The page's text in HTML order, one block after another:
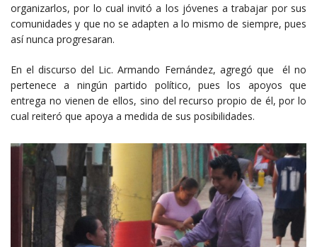
organizarlos, por lo cual invitó a los jóvenes a trabajar por sus
comunidades y que no se adapten a lo mismo de siempre, pues
así nunca progresaran.
En el discurso del Lic. Armando Fernández, agregó que él no
pertenece a ningún partido político, pues los apoyos que
entrega no vienen de ellos, sino del recurso propio de él, por lo
cual reiteró que apoya a medida de sus posibilidades.